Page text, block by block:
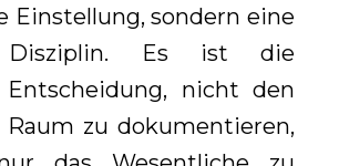
Einstellung, sondern eine
Disziplin. Es ist die
Entscheidung, nicht den
zu dokumentieren,